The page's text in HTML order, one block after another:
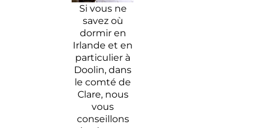
Si vous ne
savez où
dormir en
Irlande et en
particulier à
Doolin, dans
le comté de
Clare, nous
vous
conseillons